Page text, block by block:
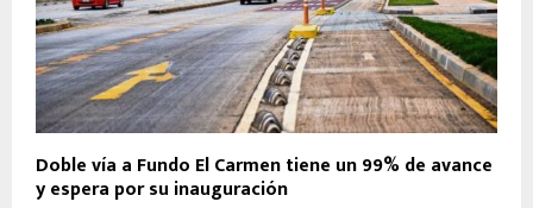
Doble vía a Fundo El Carmen tiene un 99% de avance
y espera por su inauguración